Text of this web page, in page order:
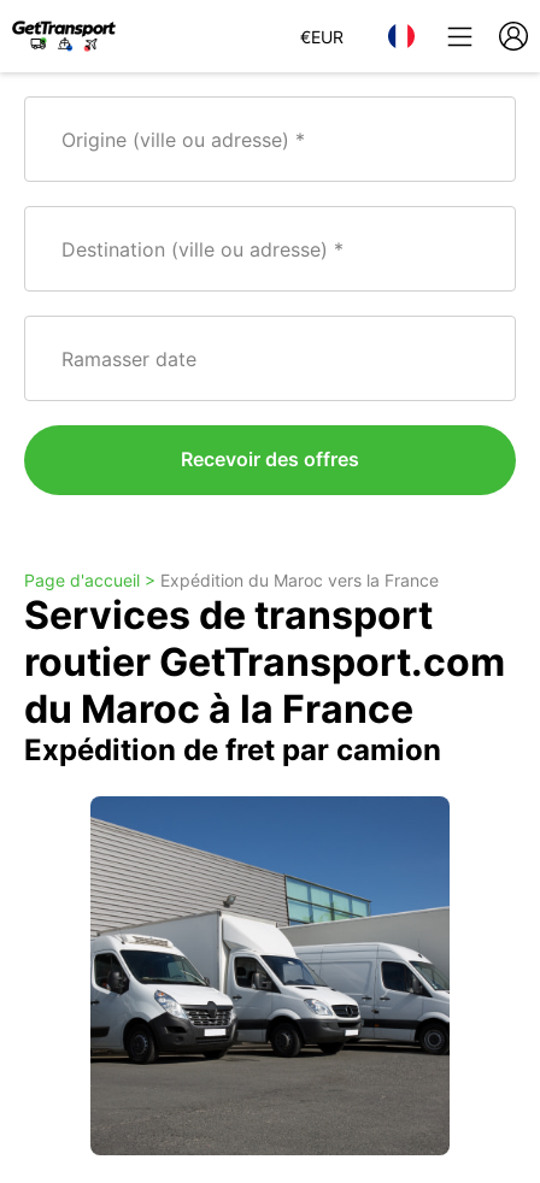
€EUR
Origine (ville ou adresse)
Destination (ville ou adresse)
Ramasser date
Recevoir des offres
Page d'accueil > Expédition du Maroc vers la France
Services de transport
routier GetTransport.com
du Maroc à la France
Expédition de fret par camion